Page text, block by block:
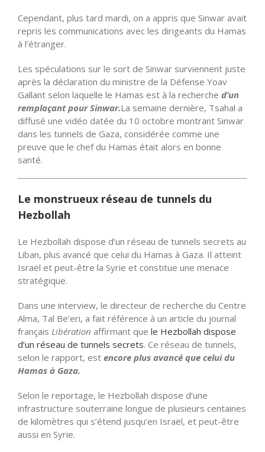
Cependant, plus tard mardi, on a appris que Sinwar avait
repris les communications avec les dirigeants du Hamas
à l’étranger.
Les spéculations sur le sort de Sinwar surviennent juste
après la déclaration du ministre de la Défense Yoav
Gallant selon laquelle le Hamas est à la recherche d’un
remplaçant pour Sinwar.La semaine dernière, Tsahal a
diffusé une vidéo datée du 10 octobre montrant Sinwar
dans les tunnels de Gaza, considérée comme une
preuve que le chef du Hamas était alors en bonne
santé.
Le monstrueux réseau de tunnels du
Hezbollah
Le Hezbollah dispose d’un réseau de tunnels secrets au
Liban, plus avancé que celui du Hamas à Gaza. Il atteint
Israël et peut-être la Syrie et constitue une menace
stratégique.
Dans une interview, le directeur de recherche du Centre
Alma, Tal Be’eri, a fait référence à un article du journal
français Libération affirmant que le Hezbollah dispose
d’un réseau de tunnels secrets. Ce réseau de tunnels,
selon le rapport, est encore plus avancé que celui du
Hamas à Gaza.
Selon le reportage, le Hezbollah dispose d’une
infrastructure souterraine longue de plusieurs centaines
de kilomètres qui s’étend jusqu’en Israël, et peut-être
aussi en Syrie.